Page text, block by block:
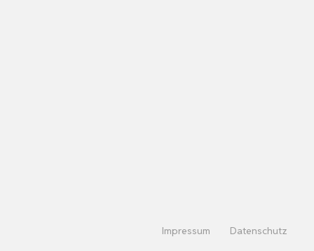
Impressum Datenschutz